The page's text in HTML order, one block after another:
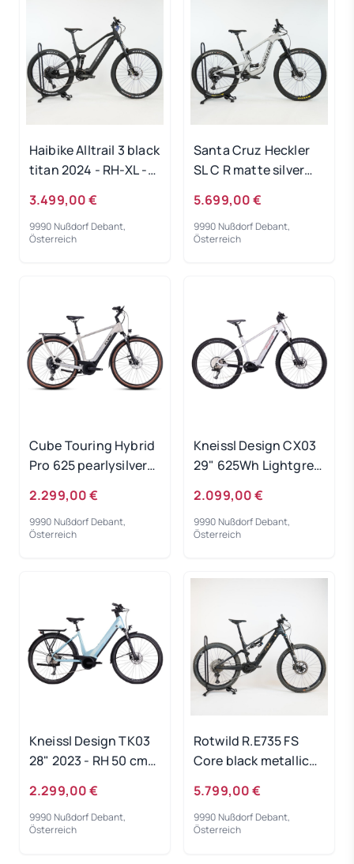
Haibike Alltrail 3 black
titan 2024 - RH-XL -
3.499,00 €
9990 Nußdorf Debant,
Österreich
Santa Cruz Heckler
SL C R matte silver
5.699,00 €
9990 Nußdorf Debant,
Österreich
Cube Touring Hybrid
Pro 625 pearlysilver
50 cm -
Ausstellungsrad
2.299,00 €
9990 Nußdorf Debant,
Österreich
Kneissl Design CX03
29" 625Wh Lightgrey
Ausstellungsrad
2.099,00 €
9990 Nußdorf Debant,
Österreich
Kneissl Design TK03
28" 2023 - RH 50 cm
2.299,00 €
9990 Nußdorf Debant,
Österreich
Rotwild R.E735 FS
Core black metallic
Gebrauchtrad
5.799,00 €
9990 Nußdorf Debant,
Österreich